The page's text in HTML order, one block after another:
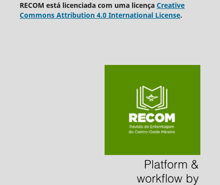
RECOM está licenciada com uma licença Creative
Commons Attribution 4.0 International License.